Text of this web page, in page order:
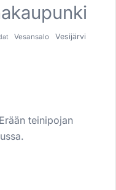
Vesansalo Vesijärvi
teinipojan